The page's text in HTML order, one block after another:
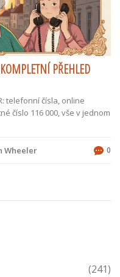
PŘEHLED
telefonní čísla, online
číslo 116 000, vše v jednom
Wheeler 0
(241)